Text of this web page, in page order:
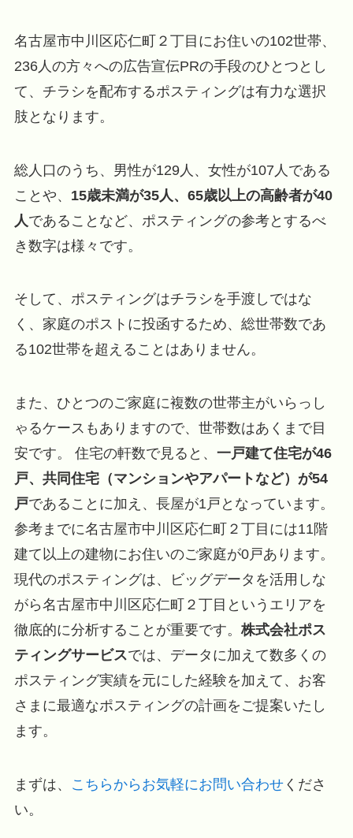
名古屋市中川区応仁町２丁目にお住いの102世帯、
236人の方々への広告宣伝PRの手段のひとつとし
て、チラシを配布するポスティングは有力な選択
肢となります。
総人口のうち、男性が129人、女性が107人である
ことや、 15歳未満が35人、65歳以上の高齢者が40
人 であることなど、ポスティングの参考とするべ
き数字は様々です。
そして、ポスティングはチラシを手渡しではな
く、家庭のポストに投函するため、総世帯数であ
る102世帯を超えることはありません。
また、ひとつのご家庭に複数の世帯主がいらっし
ゃるケースもありますので、世帯数はあくまで目
安です。 住宅の軒数で見ると、 一戸建て住宅が46
戸、共同住宅（マンションやアパートなど）が54
戸であることに加え、長屋が1戸となっています。
参考までに名古屋市中川区応仁町２丁目には11階
建て以上の建物にお住いのご家庭が0戸あります。
現代のポスティングは、ビッグデータを活用しな
がら名古屋市中川区応仁町２丁目というエリアを
徹底的に分析することが重要です。 株式会社ポス
ティングサービスでは、データに加えて数多くの
ポスティング実績を元にした経験を加えて、お客
さまに最適なポスティングの計画をご提案いたし
ます。
まずは、 こちらからお気軽にお問い合わせくださ
い。